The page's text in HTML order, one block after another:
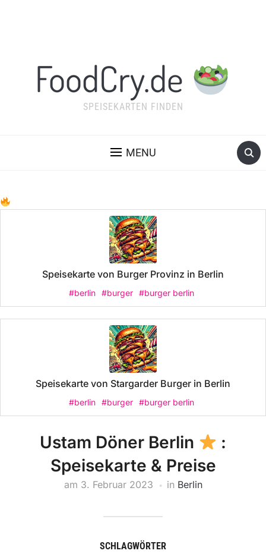
FoodCry.de
SPEISEKARTEN FINDEN
MENU
Speisekarte von Burger Provinz in Berlin
#berlin #burger #burger berlin
Speisekarte von Stargarder Burger in Berlin
#berlin #burger #burger berlin
Ustam Döner Berlin
:
Speisekarte & Preise
am 3. Februar 2023 in Berlin
SCHLAGWÖRTER